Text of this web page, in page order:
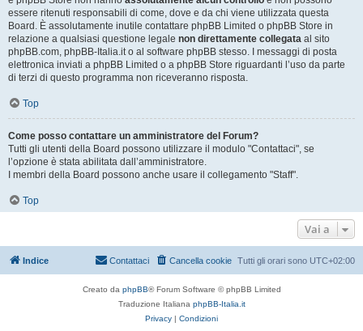
essere ritenuti responsabili di come, dove e da chi viene utilizzata questa
Board. È assolutamente inutile contattare phpBB Limited o phpBB Store in
relazione a qualsiasi questione legale non direttamente collegata al sito
phpBB.com, phpBB-Italia.it o al software phpBB stesso. I messaggi di posta
elettronica inviati a phpBB Limited o a phpBB Store riguardanti l’uso da parte
di terzi di questo programma non riceveranno risposta.
Top
Come posso contattare un amministratore del Forum?
Tutti gli utenti della Board possono utilizzare il modulo "Contattaci", se
l’opzione è stata abilitata dall’amministratore.
I membri della Board possono anche usare il collegamento "Staff".
Top
Vai a
Indice Tutti gli orari sono UTC+02:00
Cancella cookie
Contattaci
Creato da phpBB® Forum Software © phpBB Limited
Traduzione Italiana phpBB-Italia.it
Privacy | Condizioni